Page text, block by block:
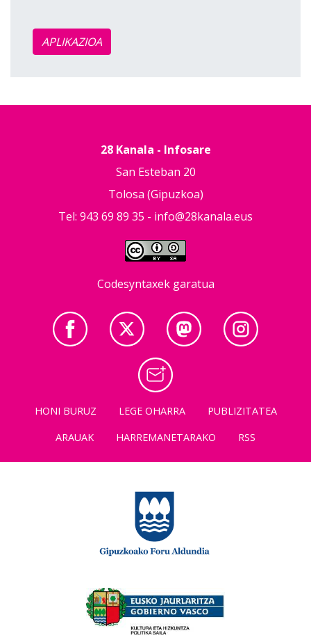
APLIKAZIOA
28 Kanala - Infosare
San Esteban 20
Tolosa (Gipuzkoa)
Tel: 943 69 89 35 - info@28kanala.eus
Codesyntaxek garatua
HONI BURUZ LEGE OHARRA
PUBLIZITATEA
ARAUAK
HARREMANETARAKO RSS